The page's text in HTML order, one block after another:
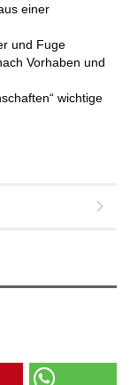
einer
und Fuge
Vorhaben und
wichtige